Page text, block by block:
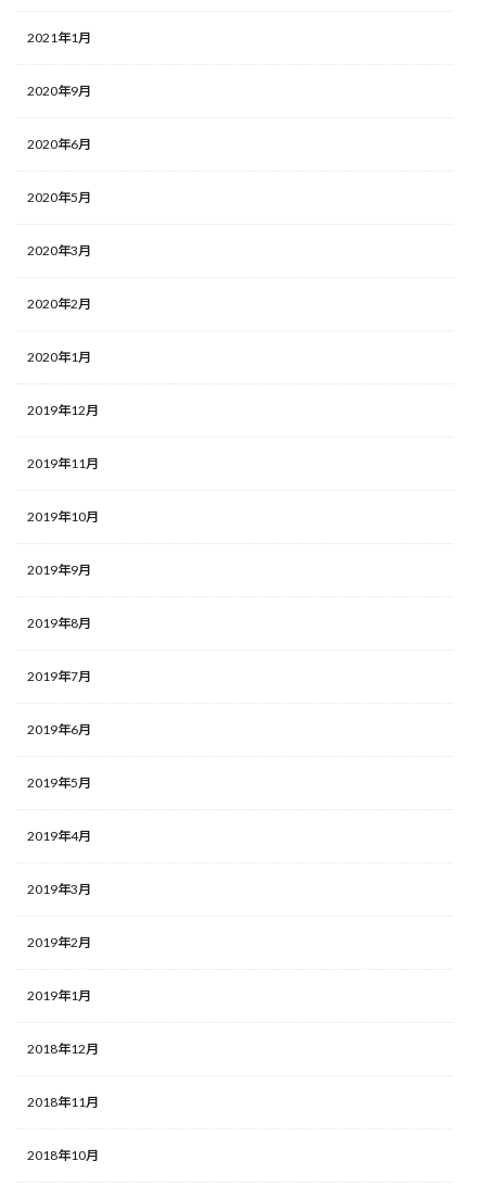
2021年1月
2020年9月
2020年6月
2020年5月
2020年3月
2020年2月
2020年1月
2019年12月
2019年11月
2019年10月
2019年9月
2019年8月
2019年7月
2019年6月
2019年5月
2019年4月
2019年3月
2019年2月
2019年1月
2018年12月
2018年11月
2018年10月